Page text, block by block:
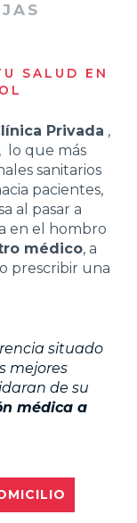
SALUD EN
Privada ,
lo que más
sanitarios
pacientes,
al pasar a
en el hombro
médico, a
prescribir una
situado
mejores
de su
médica a